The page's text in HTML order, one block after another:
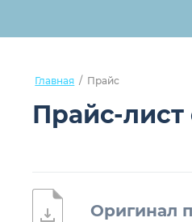
Главная / Прайс
Прайс-
Оригинал